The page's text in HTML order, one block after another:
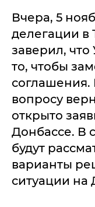
Вчера, 5
делегации в
заверил,
то, чтобы
соглашения.
вопросу
открыто
Донбассе. В
будут
варианты
ситуации на